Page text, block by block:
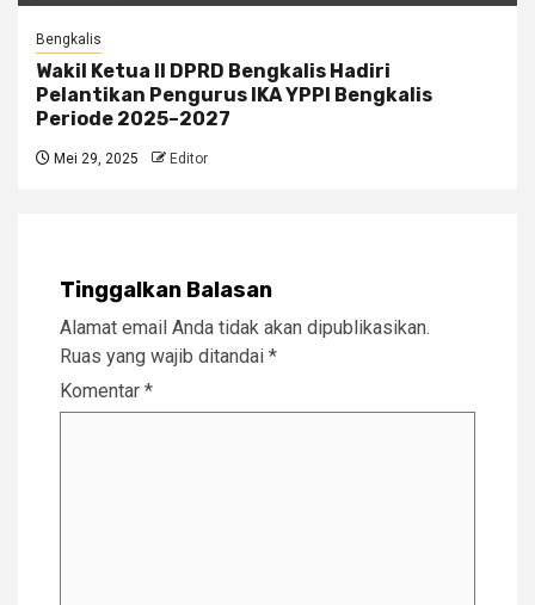
Bengkalis
Wakil Ketua II DPRD Bengkalis Hadiri
Pelantikan Pengurus IKA YPPI Bengkalis
Periode 2025–2027
Mei 29, 2025 Editor
Tinggalkan Balasan
Alamat email Anda tidak akan dipublikasikan.
Ruas yang wajib ditandai *
Komentar *